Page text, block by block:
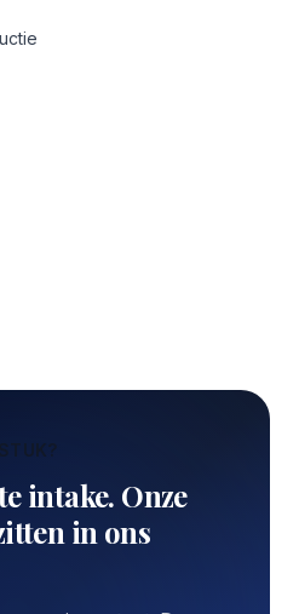
intake. Onze
in ons